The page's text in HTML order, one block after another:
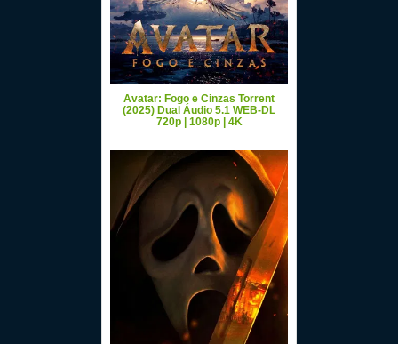
Avatar: Fogo e Cinzas Torrent
(2025) Dual Áudio 5.1 WEB-DL
720p | 1080p | 4K